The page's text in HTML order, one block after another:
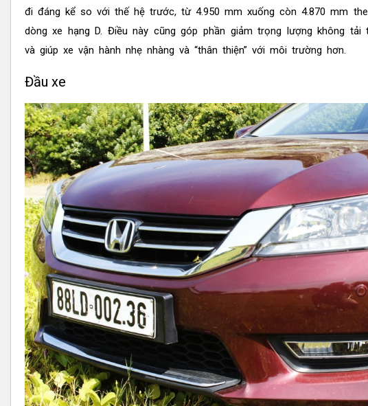
đi đáng kể so với thế hệ trước, từ 4.950 mm xuống còn 4.870 mm
dòng xe hạng D. Điều này cũng góp phần giảm trọng lượng không tải
và giúp xe vận hành nhẹ nhàng và “thân thiện” với môi trường hơn.
Đầu xe